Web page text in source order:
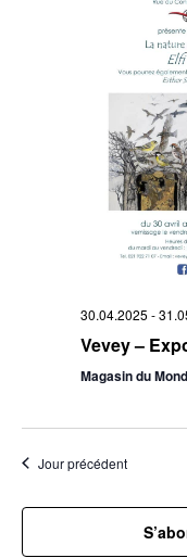
30.04.2025 -
Vevey –
Magasin du
Jour précédent